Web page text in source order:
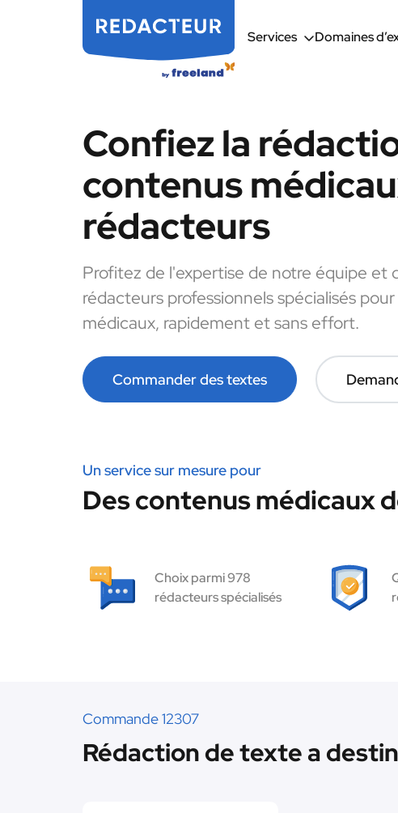
Services Domaines
Confiez la
contenus
rédacteurs
Profitez de l'expertise de notre équipe et
rédacteurs professionnels spécialisés
médicaux, rapidement et sans effort.
Commander des textes
Un service sur mesure pour
Des contenus médicaux
Choix parmi 978
rédacteurs spécialisés
Commande 12307
Rédaction de texte a